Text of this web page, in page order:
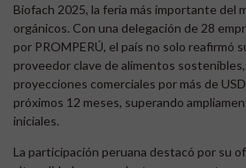
Biofach 2025, la feria más importante del
orgánicos. Con una delegación de 28
por PROMPERÚ, el país no solo reafirmó
proveedor clave de alimentos
proyecciones comerciales por más de
próximos 12 meses, superando
iniciales.
La participación peruana destacó por su